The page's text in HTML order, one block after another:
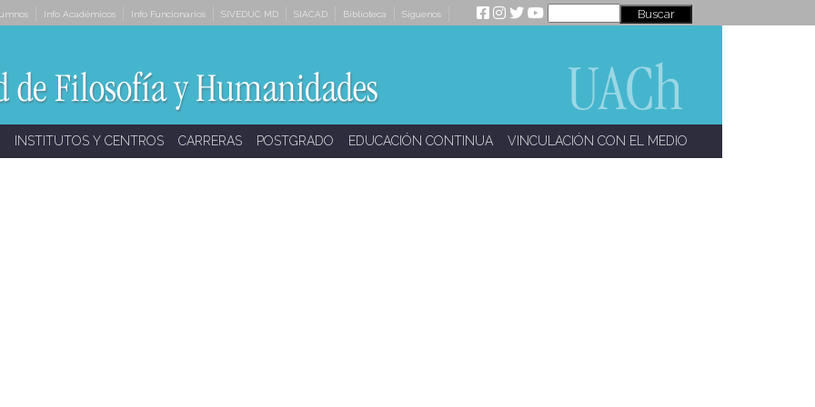
Info Académicos Info Funcionarios SIVEDUC MD SIACAD Biblioteca Síguenos
INSTITUTOS Y CENTROS CARRERAS POSTGRADO EDUCACIÓN CONTINUA VINCULACIÓN CON EL MEDIO